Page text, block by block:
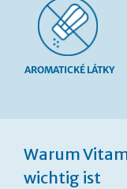
AROMATICKÉ LÁTKY
začátek
galerie
Warum
wichtig ist